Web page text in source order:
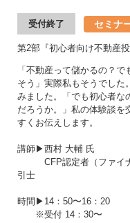
受付終了 セミナ
第2部『初心者向け不動産投
「不動産って儲かるの？
そう」実際私もそうでした
みました。「でも初心者な
だろうか。」私の体験談を
すくお伝えします。
講師▶西村 大輔 氏
CFP認定者（ファイナ
引士
時間▶14：50〜16：20
※受付 14：30〜